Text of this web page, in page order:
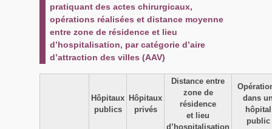
pratiquant des actes chirurgicaux,
opérations réalisées et distance moyenne
entre zone de résidence et lieu
d’hospitalisation, par catégorie d’aire
d’attraction des villes (AAV)
Hôpitaux
publics
Hôpitaux
privés
Distance entre
zone de
résidence
et lieu
d’hospitalisation
dans
hôpital
public